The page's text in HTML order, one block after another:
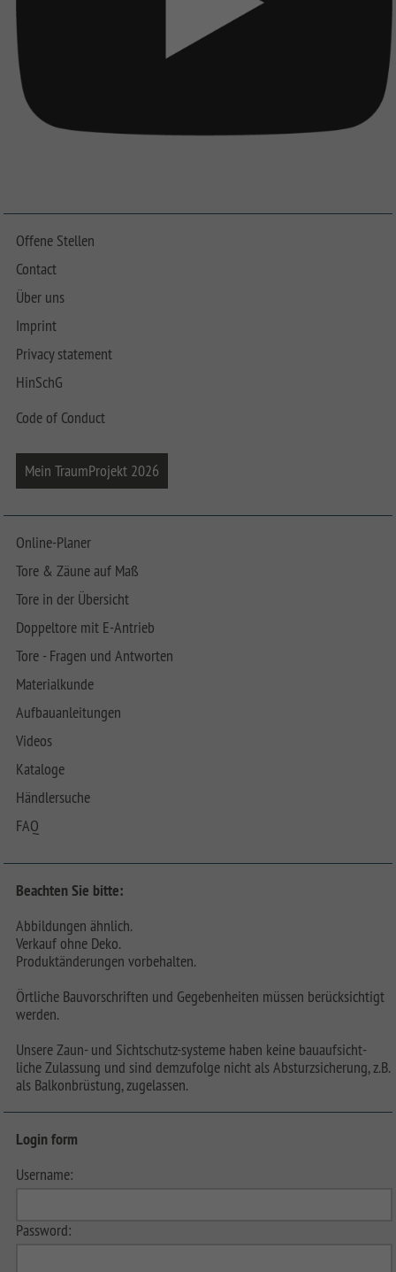
Offene Stellen
Contact
Über uns
Imprint
Privacy statement
HinSchG
Code of Conduct
Mein TraumProjekt 2026
Online-Planer
Tore & Zäune auf Maß
Tore in der Übersicht
Doppeltore mit E-Antrieb
Tore - Fragen und Antworten
Materialkunde
Aufbauanleitungen
Videos
Kataloge
Händlersuche
FAQ
Beachten Sie bitte:
Abbildungen ähnlich.
Verkauf ohne Deko.
Produktänderungen vorbehalten.
Örtliche Bauvorschriften und Gegebenheiten müssen berücksichtigt
werden.
Unsere Zaun- und Sichtschutz-systeme haben keine bauaufsicht-
liche Zulassung und sind demzufolge nicht als Absturzsicherung, z.B.
als Balkonbrüstung, zugelassen.
Login form
Username:
Password: